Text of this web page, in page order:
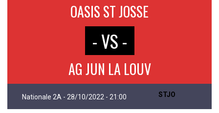
OASIS ST JOSSE
- VS -
AG JUN LA LOUV
Nationale 2A - 28/10/2022 - 21:00 STJO